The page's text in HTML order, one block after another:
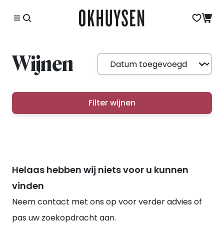
Wijnen
Filter wijnen
Helaas hebben wij niets voor u kunnen
vinden
Neem contact met ons op voor verder advies of
pas uw zoekopdracht aan.